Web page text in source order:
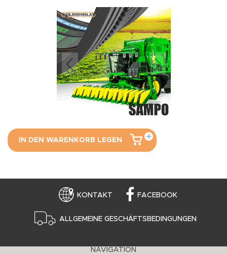
IN DEN WARENKORB LEGEN
KONTAKT FACEBOOK
ALLGEMEINE GESCHÄFTSBEDINGUNGEN
NAVIGATION